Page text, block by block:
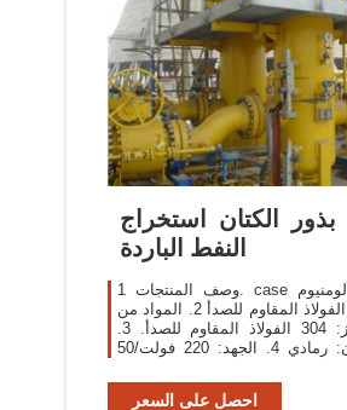
بذور الكتان استخراج
النفط الباردة
وصف المنتجات 1. case المواد: سبائك الألومنيوم
والبلاستيك & 304 الفولاذ المقاوم للصدأ 2. المواد من
محور داخل الجهاز: 304 الفولاذ المقاوم للصدأ. 3.
اللون: رمادي 4. الجهد: 220 فولت/50 / Hz ، 110
احصل على السعر